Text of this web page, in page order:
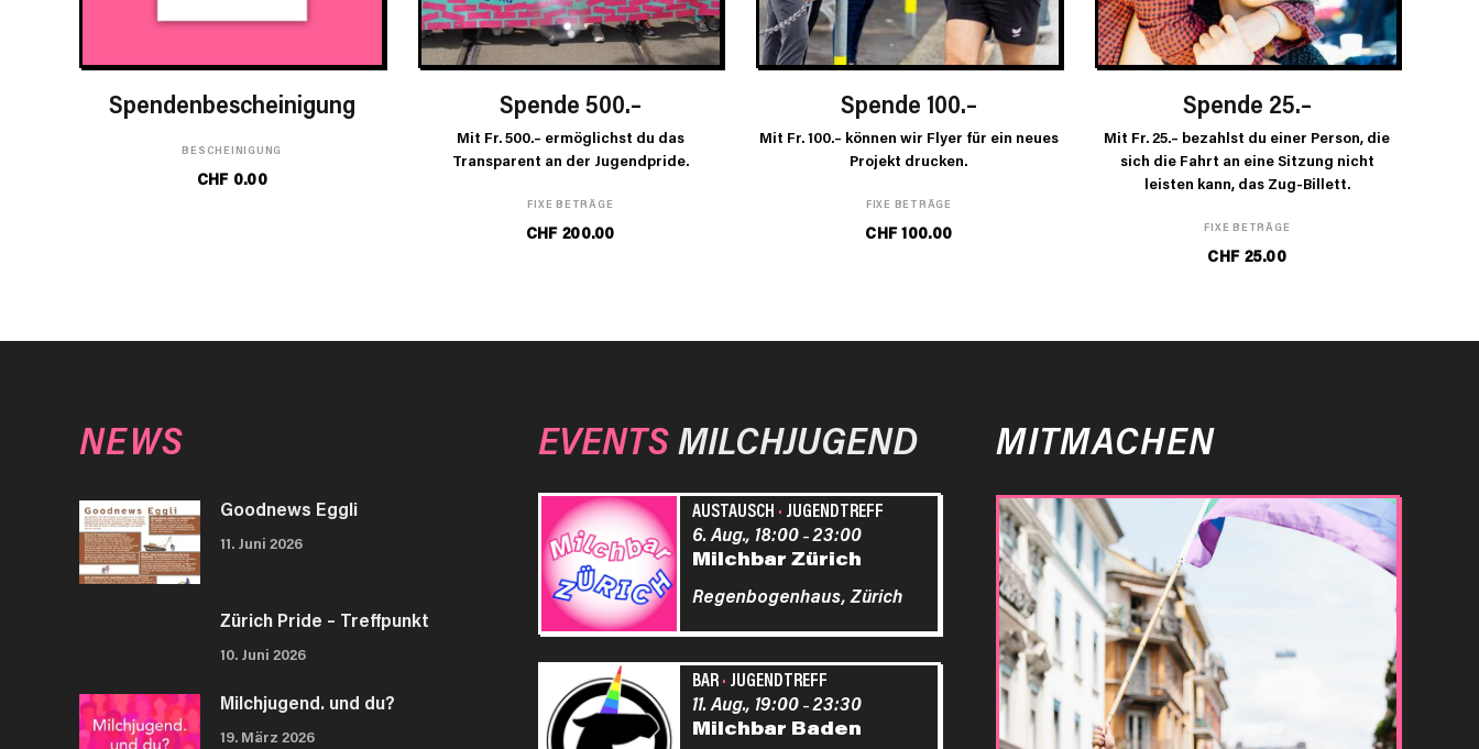
Spenden­bescheinigung
BESCHEINIGUNG
CHF0.00
Spende 500.–
Mit Fr. 500.– ermöglichst du das
Transparent an der Jugendpride.
FIXE BETRÄGE
CHF200.00
Spende 100.–
Mit Fr. 100.– können wir Flyer für ein neues
Projekt drucken.
FIXE BETRÄGE
CHF100.00
Spende 25.–
Mit Fr. 25.– bezahlst du einer Person, die
sich die Fahrt an eine Sitzung nicht
leisten kann, das Zug-Billett.
FIXE BETRÄGE
CHF25.00
NEWS
Goodnews Eggli
11. Juni 2026
Zürich Pride – Treffpunkt
10. Juni 2026
Milchjugend. und du?
19. März 2026
EVENTSMILCHJUGEND
AUSTAUSCH · JUGENDTREFF
Milchbar Zürich
6. Aug., 18:00 –23:00
Regenbogenhaus,Zürich
BAR· JUGENDTREFF
Milchbar Baden
11. Aug., 19:00 –23:30
MITMACHEN